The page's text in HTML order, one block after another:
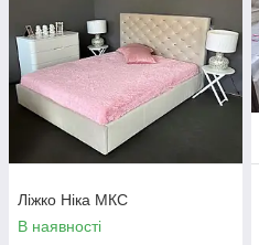
Ліжко Ніка МКС
В наявності